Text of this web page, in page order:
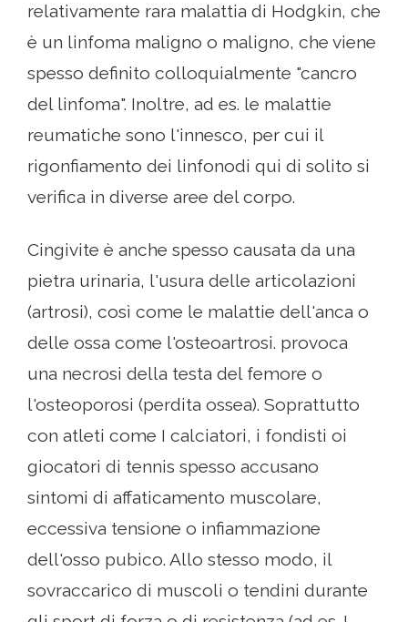
relativamente rara malattia di Hodgkin, che
è un linfoma maligno o maligno, che viene
spesso definito colloquialmente "cancro
del linfoma". Inoltre, ad es. le malattie
reumatiche sono l'innesco, per cui il
rigonfiamento dei linfonodi qui di solito si
verifica in diverse aree del corpo.
Cingivite è anche spesso causata da una
pietra urinaria, l'usura delle articolazioni
(artrosi), così come le malattie dell'anca o
delle ossa come l'osteoartrosi. provoca
una necrosi della testa del femore o
l'osteoporosi (perdita ossea). Soprattutto
con atleti come I calciatori, i fondisti oi
giocatori di tennis spesso accusano
sintomi di affaticamento muscolare,
eccessiva tensione o infiammazione
dell'osso pubico. Allo stesso modo, il
sovraccarico di muscoli o tendini durante